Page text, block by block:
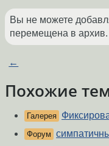
Вы не можете
перемещена в архив.
←
Похожие
Галерея
Форум